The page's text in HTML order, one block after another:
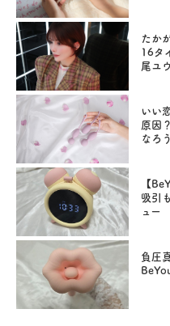
たか
16タ
尾ユ
いい
原因
なろう
【
吸引
ュー
負圧